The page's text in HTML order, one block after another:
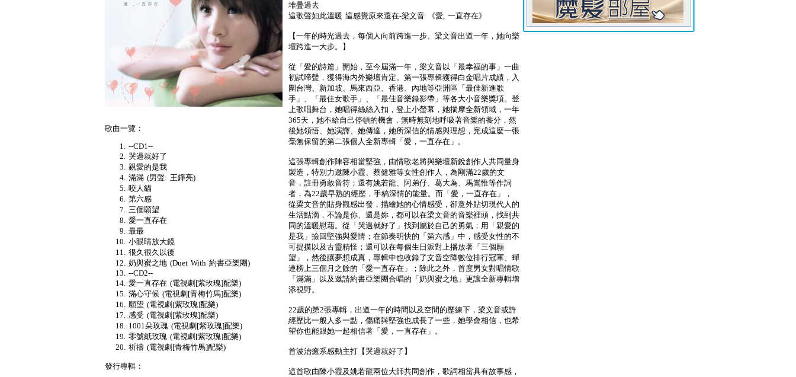
堆疊過去
這歌聲如此溫暖 這感覺原來還在-梁文音 《愛, 一直存在》
【一年的時光過去，每個人向前跨進一步。梁文音出道一年，她向樂
壇跨進一大步。】
從「愛的詩篇」開始，至今屆滿一年，梁文音以「最幸福的事」一曲
初試啼聲，獲得海內外樂壇肯定。第一張專輯獲得白金唱片成績，入
圍台灣、新加坡、馬來西亞、香港、內地等亞洲區「最佳新進歌
手」、「最佳女歌手」、「最佳音樂錄影帶」等各大小音樂獎項。登
上歌唱舞台，她唱得絲絲入扣，登上小螢幕，她揣摩全新領域，一年
365天，她不給自己停頓的機會，無時無刻地呼吸著音樂的養分，然
後她領悟、她演譯、她傳達，她所深信的情感與理想，完成這麼一張
毫無保留的第二張個人全新專輯「愛，一直存在」。
這張專輯創作陣容相當堅強，由情歌老將與樂壇新銳創作人共同量身
製造，特別力邀陳小霞、蔡健雅等女性創作人，為剛滿22歲的文
音，註冊勇敢音符；還有姚若龍、阿弟仔、葛大為、馬嵩惟等作詞
者，為22歲早熟的經歷，手稿深情的能量。而「愛，一直存在」，
從梁文音的貼身觀感出發，描繪她的心情感受，卻意外貼切現代人的
生活點滴，不論是你、還是妳，都可以在梁文音的音樂裡頭，找到共
同的溫暖慰藉。從「哭過就好了」找到屬於自己的勇氣；用「親愛的
是我」撿回堅強與愛情；在節奏明快的「第六感」中，感受女性的不
可捉摸以及古靈精怪；還可以在每個生日派對上播放著「三個願
望」，然後讓夢想成真，專輯中也收錄了文音空降數位排行冠軍、蟬
連榜上三個月之餘的「愛一直存在」；除此之外，首度男女對唱情歌
「滿滿」以及邀請約書亞樂團合唱的「奶與蜜之地」更讓全新專輯增
添視野。
22歲的第2張專輯，出道一年的時間以及空間的歷練下，梁文音或許
經歷比一般人多一點，傷痛與堅強也成長了一些，她學會相信，也希
望你也能跟她一起相信著「愛，一直存在」。
首波治癒系感動主打【哭過就好了】
這首歌由陳小霞及姚若龍兩位大師共同創作，歌詞相當具有故事感，
歌曲一覽：
--CD1--
哭過就好了
親愛的是我
滿滿 (男聲: 王錚亮)
咬人貓
第六感
三個願望
愛一直存在
最最
小眼睛放大鏡
很久很久以後
奶與蜜之地 (Duet With 約書亞樂團)
--CD2--
愛一直存在 (電視劇[紫玫瑰]配樂)
滿心守候 (電視劇[青梅竹馬]配樂)
願望 (電視劇[紫玫瑰]配樂)
感受 (電視劇[紫玫瑰]配樂)
1001朵玫瑰 (電視劇[紫玫瑰]配樂)
零號紙玫瑰 (電視劇[紫玫瑰]配樂)
祈禱 (電視劇[青梅竹馬]配樂)
發行專輯：